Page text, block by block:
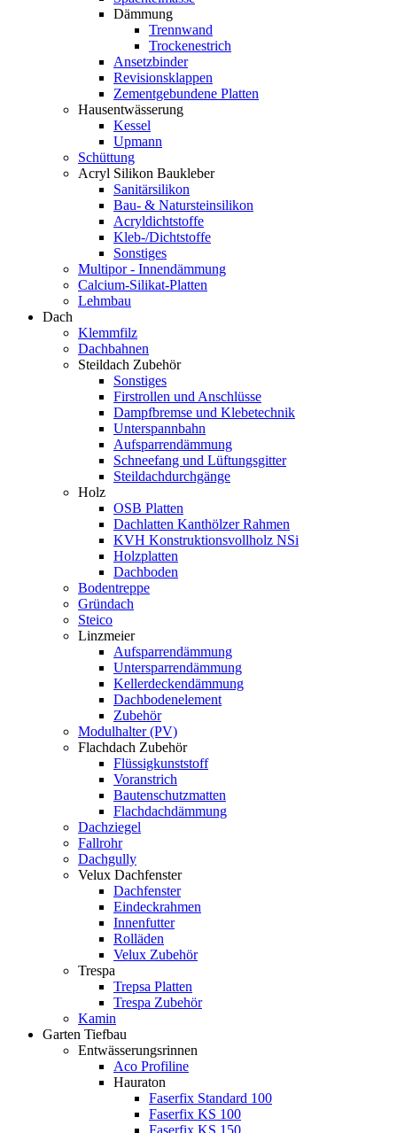
Dämmung
Trennwand
Trockenestrich
Ansetzbinder
Revisionsklappen
Zementgebundene Platten
Hausentwässerung
Kessel
Upmann
Schüttung
Acryl Silikon Baukleber
Sanitärsilikon
Bau- & Natursteinsilikon
Acryldichtstoffe
Kleb-/Dichtstoffe
Sonstiges
Multipor - Innendämmung
Calcium-Silikat-Platten
Lehmbau
Dach
Klemmfilz
Dachbahnen
Steildach Zubehör
Sonstiges
Firstrollen und Anschlüsse
Dampfbremse und Klebetechnik
Unterspannbahn
Aufsparrendämmung
Schneefang und Lüftungsgitter
Steildachdurchgänge
Holz
OSB Platten
Dachlatten Kanthölzer Rahmen
KVH Konstruktionsvollholz NSi
Holzplatten
Dachboden
Bodentreppe
Gründach
Steico
Linzmeier
Aufsparrendämmung
Untersparrendämmung
Kellerdeckendämmung
Dachbodenelement
Zubehör
Modulhalter (PV)
Flachdach Zubehör
Flüssigkunststoff
Voranstrich
Bautenschutzmatten
Flachdachdämmung
Dachziegel
Fallrohr
Dachgully
Velux Dachfenster
Dachfenster
Eindeckrahmen
Innenfutter
Rolläden
Velux Zubehör
Trespa
Trepsa Platten
Trespa Zubehör
Kamin
Garten Tiefbau
Entwässerungsrinnen
Aco Profiline
Hauraton
Faserfix Standard 100
Faserfix KS 100
Faserfix KS 150